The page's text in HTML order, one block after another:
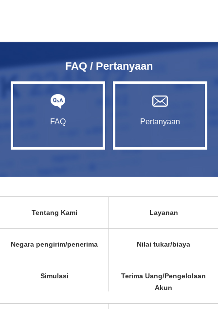
FAQ / Pertanyaan
FAQ Pertanyaan
Tentang Kami Layanan
Negara pengirim/penerima Nilai tukar/biaya
Simulasi
Terima Uang/Pengelolaan
Akun